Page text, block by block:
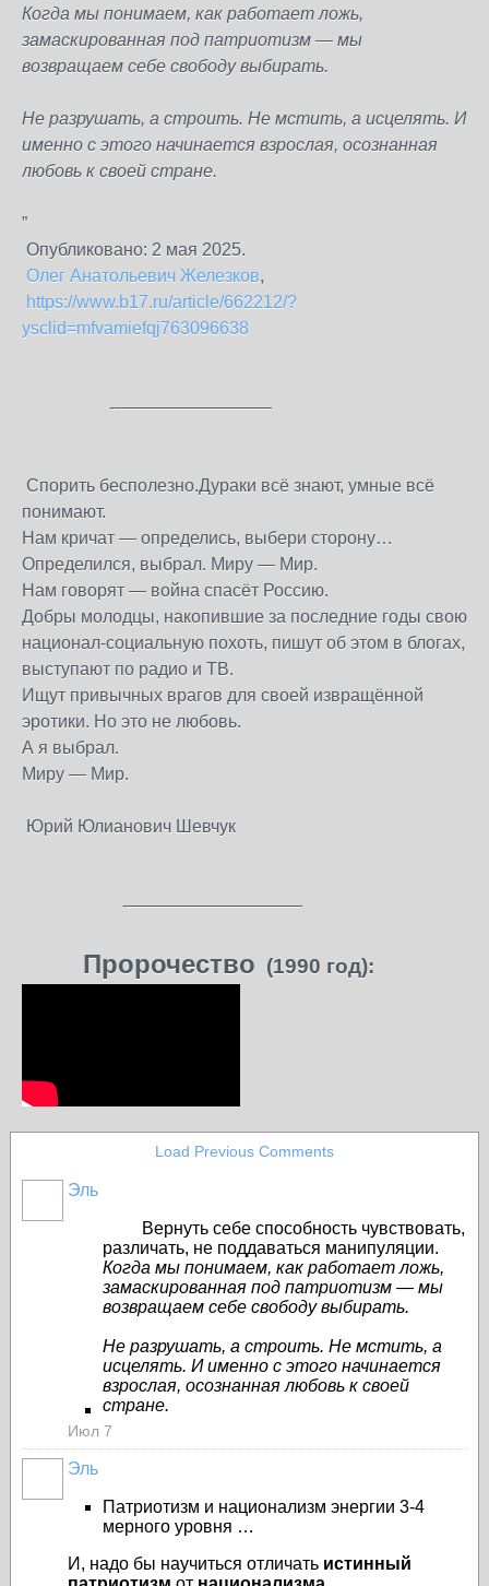
Когда мы понимаем, как работает ложь,
замаскированная под патриотизм — мы
возвращаем себе свободу выбирать.
Не разрушать, а строить. Не мстить, а исцелять. И
именно с этого начинается взрослая, осознанная
любовь к своей стране.
”
Опубликовано: 2 мая 2025.
Олег Анатольевич Железков,
https://www.b17.ru/article/662212/?
ysclid=mfvamiefqj763096638
-—————————
Спорить бесполезно.Дураки всё знают, умные всё
понимают.
Нам кричат — определись, выбери сторону…
Определился, выбрал. Миру — Мир.
Нам говорят — война спасёт Россию.
Добры молодцы, накопившие за последние годы свою
национал-социальную похоть, пишут об этом в блогах,
выступают по радио и ТВ.
Ищут привычных врагов для своей извращённой
эротики. Но это не любовь.
А я выбрал.
Миру — Мир.
Юрий Юлианович Шевчук
-——————————
Пророчество (1990 год):
Load Previous Comments
Эль
Вернуть себе способность чувствовать,
различать, не поддаваться манипуляции.
Когда мы понимаем, как работает ложь,
замаскированная под патриотизм — мы
возвращаем себе свободу выбирать.
Не разрушать, а строить. Не мстить, а
исцелять. И именно с этого начинается
взрослая, осознанная любовь к своей
стране.
Июл 7
Эль
Патриотизм и национализм энергии 3-4
мерного уровня …
И, надо бы научиться отличать истинный